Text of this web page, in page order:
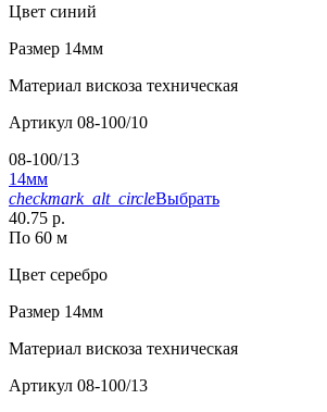
Цвет синий
Размер 14мм
Материал вискоза техническая
Артикул 08-100/10
08-100/13
14мм
checkmark_alt_circleВыбрать
40.75 р.
По 60 м
Цвет серебро
Размер 14мм
Материал вискоза техническая
Артикул 08-100/13